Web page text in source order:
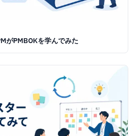
がPMBOKを学んでみた